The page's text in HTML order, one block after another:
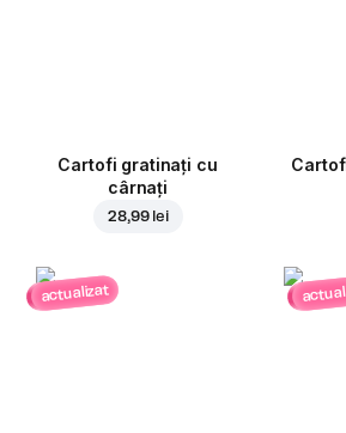
Cartofi gratinați cu
cârnați
28,99 lei
actualizat